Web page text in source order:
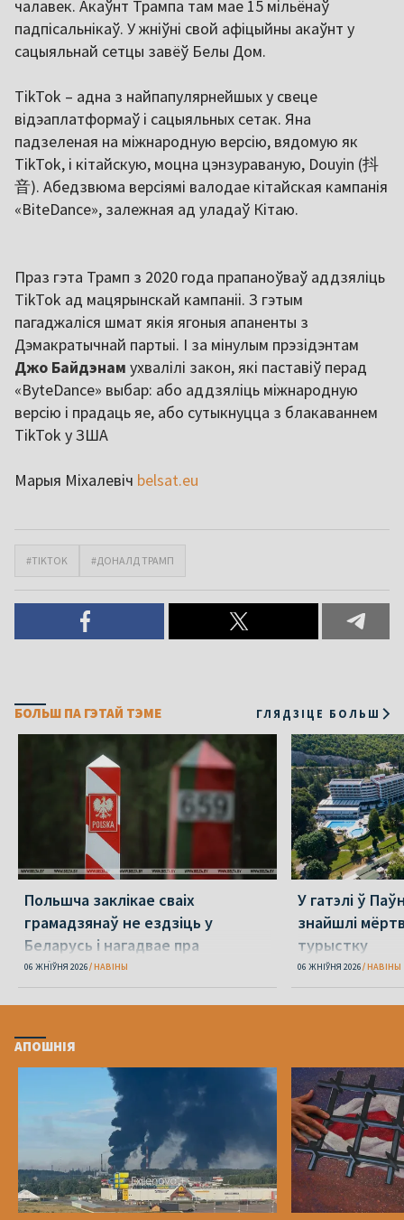
чалавек. Акаўнт Трампа там мае 15 мільёнаў
падпісальнікаў. У жніўні свой афіцыйны акаўнт у
сацыяльнай сетцы завёў Белы Дом.
TikTok – адна з найпапулярнейшых у свеце
відэаплатформаў і сацыяльных сетак. Яна
падзеленая на міжнародную версію, вядомую як
TikTok, і кітайскую, моцна цэнзураваную, Douyin (抖
音). Абедзвюма версіямі валодае кітайская кампанія
«BiteDance», залежная ад уладаў Кітаю.
Праз гэта Трамп з 2020 года прапаноўваў аддзяліць
TikTok ад мацярынскай кампаніі. З гэтым
пагаджаліся шмат якія ягоныя апаненты з
Дэмакратычнай партыі. І за мінулым прэзідэнтам
Джо Байдэнам ухвалілі закон, які паставіў перад
«ByteDance» выбар: або аддзяліць міжнародную
версію і прадаць яе, або сутыкнуцца з блакаваннем
TikTok у ЗША
Марыя Міхалевіч belsat.eu
#TIKTOK #ДОНАЛД ТРАМП
БОЛЬШ ПА ГЭТАЙ ТЭМЕ ГЛЯДЗІЦЕ БОЛЬШ
Польшча заклікае сваіх
грамадзянаў не ездзіць у
Беларусь і нагадвае пра
небяспеку, якая там чакае
06 ЖНІЎНЯ 2026 НАВІНЫ
У гатэлі ў
знайшлі
турыстку
06 ЖНІЎНЯ 2026 НАВІНЫ
АПОШНІЯ